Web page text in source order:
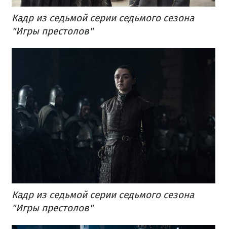
Кадр из седьмой серии седьмого сезона
"Игры престолов"
Кадр из седьмой серии седьмого сезона
"Игры престолов"